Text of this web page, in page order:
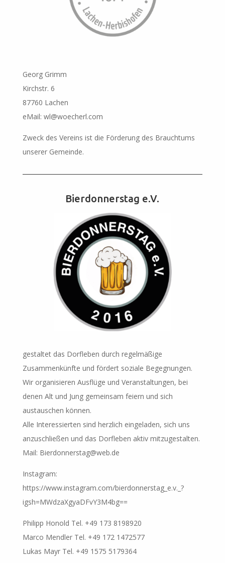
Georg Grimm
Kirchstr. 6
87760 Lachen
eMail: wl@woecherl.com
Zweck des Vereins ist die Förderung des Brauchtums
unserer Gemeinde.
Bierdonnerstag e.V.
gestaltet das Dorfleben durch regelmäßige
Zusammenkünfte und fördert soziale Begegnungen.
Wir organisieren Ausflüge und Veranstaltungen, bei
denen Alt und Jung gemeinsam feiern und sich
austauschen können.
Alle Interessierten sind herzlich eingeladen, sich uns
anzuschließen und das Dorfleben aktiv mitzugestalten.
Mail: Bierdonnerstag@web.de
Instagram:
https://www.instagram.com/bierdonnerstag_e.v._?
igsh=MWdzaXgyaDFvY3M4bg==
Philipp Honold Tel. +49 173 8198920
Marco Mendler Tel. +49 172 1472577
Lukas Mayr Tel. +49 1575 5179364